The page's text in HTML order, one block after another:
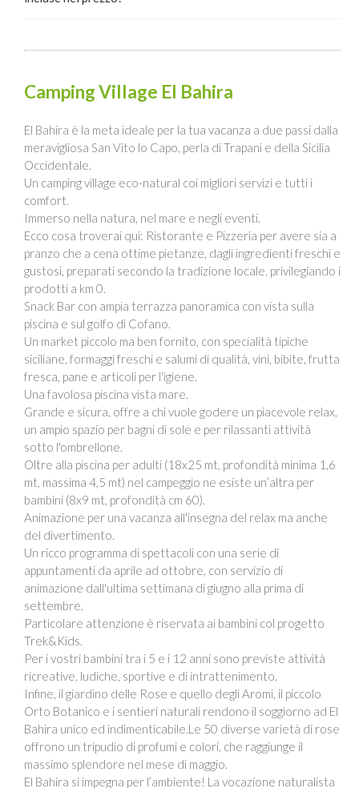
Camping Village El Bahira
El Bahira è la meta ideale per la tua vacanza a due passi dalla
meravigliosa San Vito lo Capo, perla di Trapani e della Sicilia
Occidentale.
Un camping village eco-natural coi migliori servizi e tutti i
comfort.
Immerso nella natura, nel mare e negli eventi.
Ecco cosa troverai qui: Ristorante e Pizzeria per avere sia a
pranzo che a cena ottime pietanze, dagli ingredienti freschi e
gustosi, preparati secondo la tradizione locale, privilegiando i
prodotti a km 0.
Snack Bar con ampia terrazza panoramica con vista sulla
piscina e sul golfo di Cofano.
Un market piccolo ma ben fornito, con specialità tipiche
siciliane, formaggi freschi e salumi di qualità, vini, bibite, frutta
fresca, pane e articoli per l'igiene.
Una favolosa piscina vista mare.
Grande e sicura, offre a chi vuole godere un piacevole relax,
un ampio spazio per bagni di sole e per rilassanti attività
sotto l'ombrellone.
Oltre alla piscina per adulti (18x25 mt, profondità minima 1,6
mt, massima 4,5 mt) nel campeggio ne esiste un’altra per
bambini (8x9 mt, profondità cm 60).
Animazione per una vacanza all'insegna del relax ma anche
del divertimento.
Un ricco programma di spettacoli con una serie di
appuntamenti da aprile ad ottobre, con servizio di
animazione dall'ultima settimana di giugno alla prima di
settembre.
Particolare attenzione è riservata ai bambini col progetto
Trek&Kids.
Per i vostri bambini tra i 5 e i 12 anni sono previste attività
ricreative, ludiche, sportive e di intrattenimento.
Infine, il giardino delle Rose e quello degli Aromi, il piccolo
Orto Botanico e i sentieri naturali rendono il soggiorno ad El
Bahira unico ed indimenticabile.Le 50 diverse varietà di rose
offrono un tripudio di profumi e colori, che raggiunge il
massimo splendore nel mese di maggio.
El Bahira si impegna per l’ambiente! La vocazione naturalista